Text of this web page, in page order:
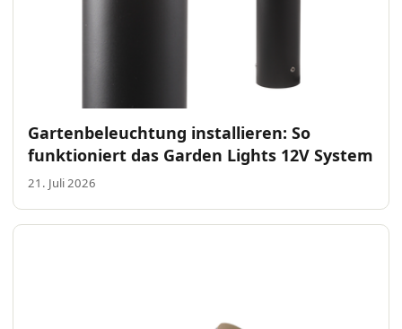
Gartenbeleuchtung installieren: So
funktioniert das Garden Lights 12V System
21. Juli 2026